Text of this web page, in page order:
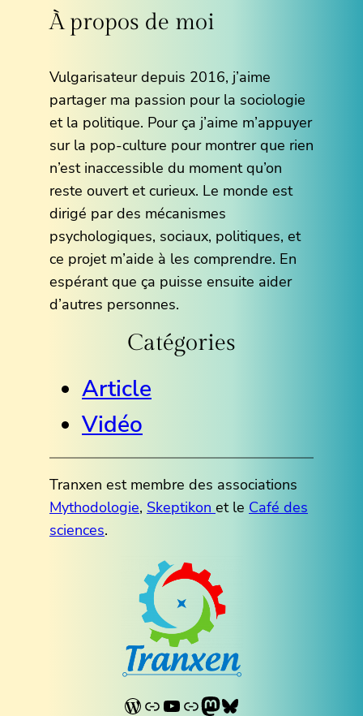
À propos de moi
Vulgarisateur depuis 2016, j’aime
partager ma passion pour la sociologie
et la politique. Pour ça j’aime m’appuyer
sur la pop-culture pour montrer que rien
n’est inaccessible du moment qu’on
reste ouvert et curieux. Le monde est
dirigé par des mécanismes
psychologiques, sociaux, politiques, et
ce projet m’aide à les comprendre. En
espérant que ça puisse ensuite aider
d’autres personnes.
Catégories
Article
Vidéo
Tranxen est membre des associations
Mythodologie, Skeptikon et le Café des
sciences.
WordPress
LienYouTube
LienMastodon
Bluesky